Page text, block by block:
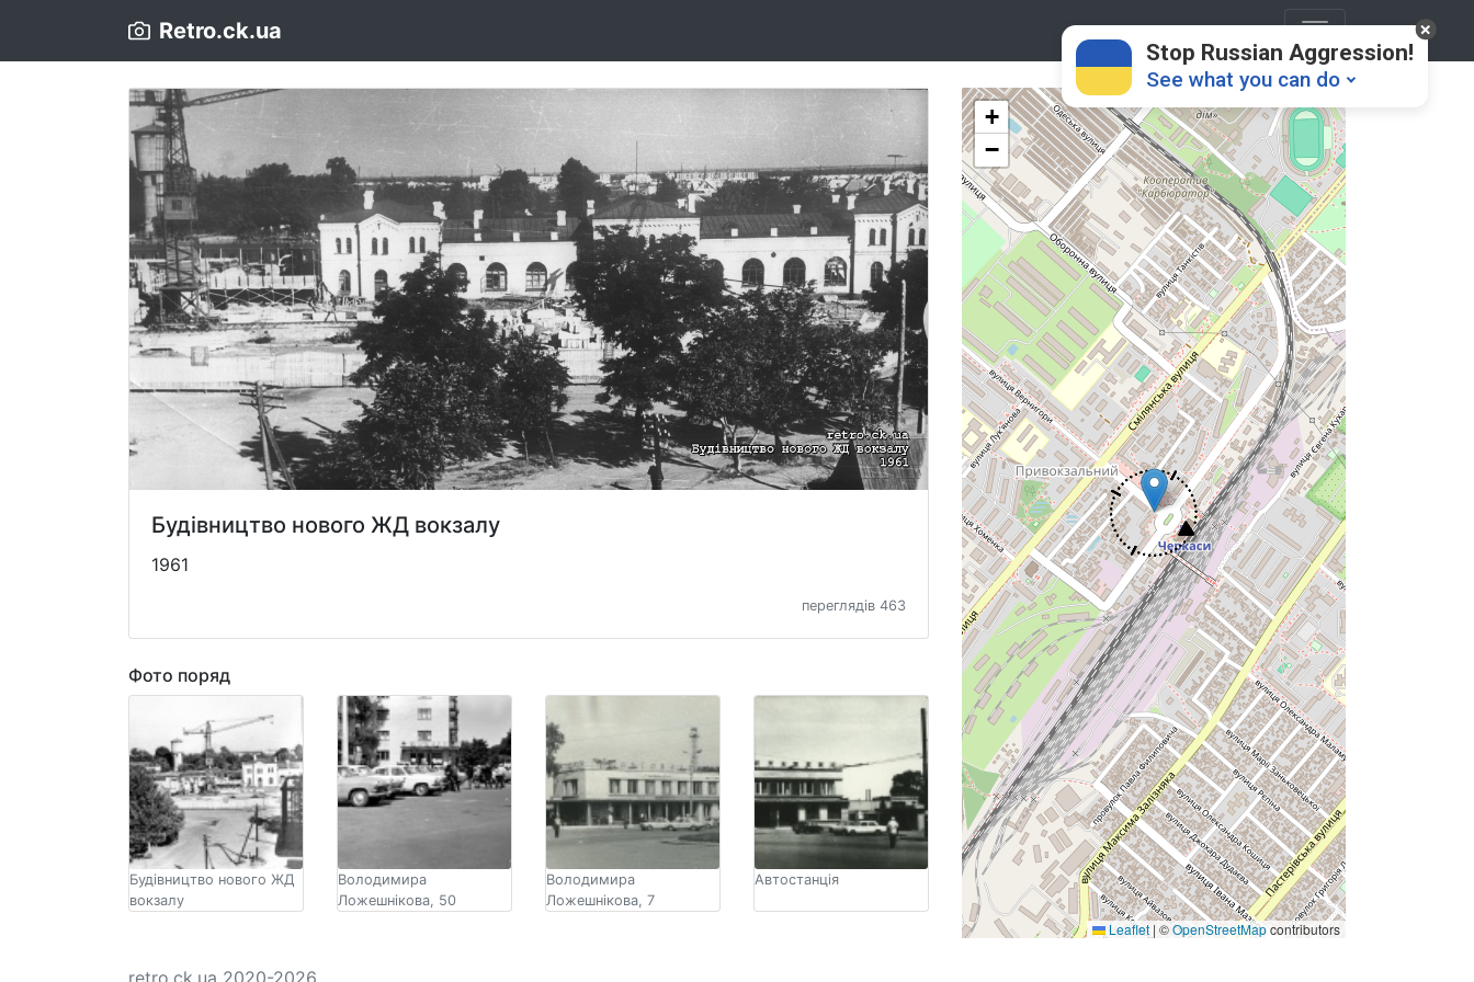
Retro.ck.ua
Будівництво нового ЖД вокзалу
1961
переглядів 463
Фото поряд
Будівництво нового ЖД
вокзалу
Володимира
Ложешнікова, 50
Володимира
Ложешнікова, 7
Автостанція
+
−
Leaflet | ©OpenStreetMapcontributors
retro.ck.ua 2020-2026
Stop Russian Aggression!
See what you can do
Donate
Support Ukraine
Share this widget